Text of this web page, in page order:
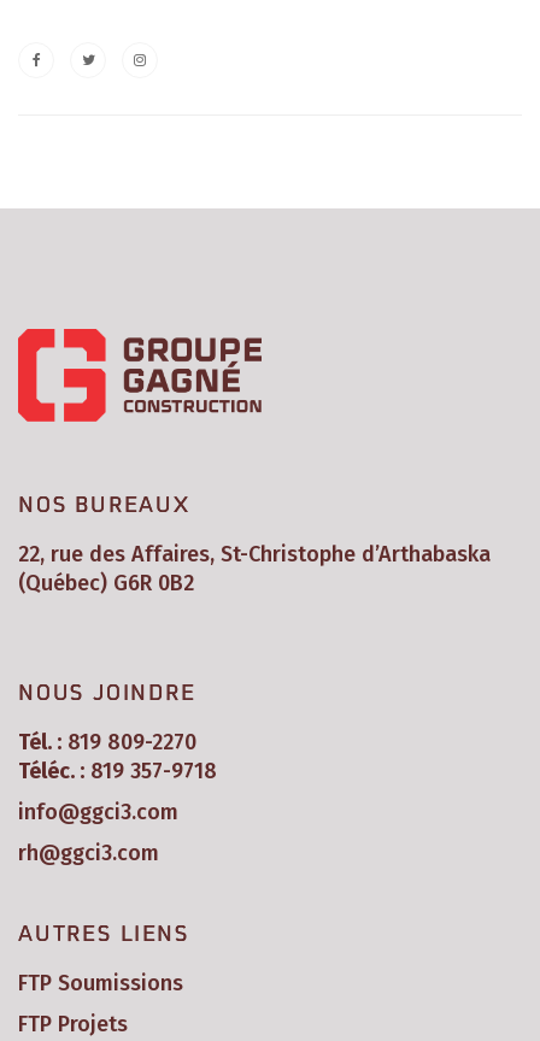
NOS BUREAUX
22, rue des Affaires, St-Christophe d’Arthabaska
(Québec) G6R 0B2
NOUS JOINDRE
Tél. : 819 809-2270
Téléc. : 819 357-9718
info@ggci3.com
rh@ggci3.com
AUTRES LIENS
FTP Soumissions
FTP Projets